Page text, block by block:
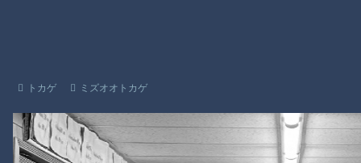
トカゲ ミズオオトカゲ